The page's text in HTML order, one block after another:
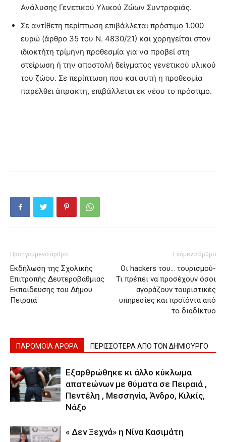
Ανάλυσης Γενετικού Υλικού Ζώων Συντροφιάς.
Σε αντίθετη περίπτωση επιβάλλεται πρόστιμο 1.000
ευρώ (άρθρο 35 του Ν. 4830/21) και χορηγείται στον
ιδιοκτήτη τρίμηνη προθεσμία για να προβεί στη
στείρωση ή την αποστολή δείγματος γενετικού υλικού
του ζώου. Σε περίπτωση που και αυτή η προθεσμία
παρέλθει άπρακτη, επιβάλλεται εκ νέου το πρόστιμο.
Προηγούμενο άρθρο
Εκδήλωση της Σχολικής
Επιτροπής Δευτεροβάθμιας
Εκπαίδευσης του Δήμου
Πειραιά
Επόμενο άρθρο
Οι hackers του… τουρισμού-
Τι πρέπει να προσέχουν όσοι
αγοράζουν τουριστικές
υπηρεσίες και προϊόντα από
το διαδίκτυο
ΠΑΡΟΜΟΙΑ ΑΡΘΡΑ ΠΕΡΙΣΣΟΤΕΡΑ ΑΠΟ ΤΟΝ ΔΗΜΙΟΥΡΓΟ
Εξαρθρώθηκε κι άλλο κύκλωμα
απατεώνων με θύματα σε Πειραιά ,
Πεντέλη , Μεσσηνία, Άνδρο, Κιλκίς,
Νάξο
« Δεν Ξεχνά» η Νίνα Κασιμάτη